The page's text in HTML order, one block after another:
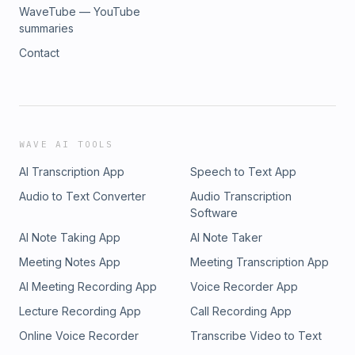
WaveTube — YouTube
summaries
Contact
WAVE AI TOOLS
AI Transcription App
Speech to Text App
Audio to Text Converter
Audio Transcription
Software
AI Note Taking App
AI Note Taker
Meeting Notes App
Meeting Transcription App
AI Meeting Recording App
Voice Recorder App
Lecture Recording App
Call Recording App
Online Voice Recorder
Transcribe Video to Text